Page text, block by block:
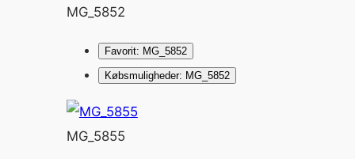
MG_5852
Favorit: MG_5852
Købsmuligheder: MG_5852
MG_5855